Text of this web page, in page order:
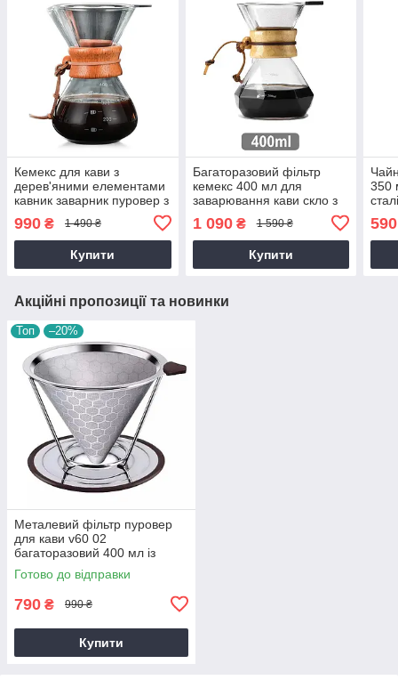
Кемекс для кави з
дерев'яними елементами
кавник заварник пуровер з
металевим багаторазовим
фільтром 400 мл для
ручного заварювання
990 ₴ 1 490 ₴
Купити
Багаторазовий фільтр
кемекс 400 мл для
заварювання кави скло з
металевим багаторазовим
фільтром пуровер chemex
кавоварка
1 090₴ 1 590 ₴
Купити
350
590
Акційні пропозиції та новинки
Топ –20%
Металевий фільтр пуровер
для кави v60 02
багаторазовий 400 мл із
нержавіючої сталі
Готово до відправки
790 ₴ 990 ₴
Купити